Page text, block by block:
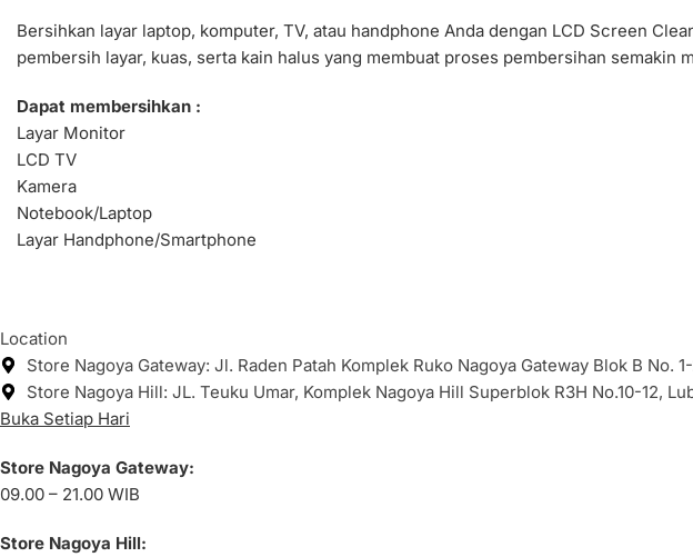
Bersihkan layar laptop, komputer, TV, atau handphone Anda dengan LCD Screen
pembersih layar, kuas, serta kain halus yang membuat proses pembersihan semakin
Dapat membersihkan :
Layar Monitor
LCD TV
Kamera
Notebook/Laptop
Layar Handphone/Smartphone
Location
Store Nagoya Gateway: Jl. Raden Patah Komplek Ruko Nagoya Gateway Blok B No.
Store Nagoya Hill: JL. Teuku Umar, Komplek Nagoya Hill Superblok R3H No.10-12,
Buka Setiap Hari
Store Nagoya Gateway:
09.00 – 21.00 WIB
Store Nagoya Hill: